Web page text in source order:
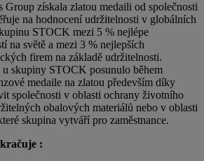
Group získala zlatou medaili od společnosti
na hodnocení udržitelnosti v globálních
STOCK mezi 5 % nejlépe
na světě a mezi 3 % nejlepších
firem na základě udržitelnosti.
skupiny STOCK posunulo během
medaile na zlatou především díky
společnosti v oblasti ochrany životního
obalových materiálů nebo v oblasti
skupina vytváří pro zaměstnance.
: